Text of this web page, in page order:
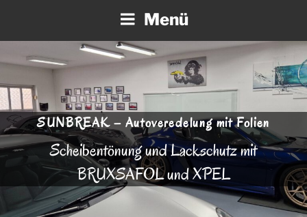
springen
SUNBREAK – Autoveredelung mit Folien
Scheibentönung und Lackschutz mit
BRUXSAFOL und XPEL
Menü